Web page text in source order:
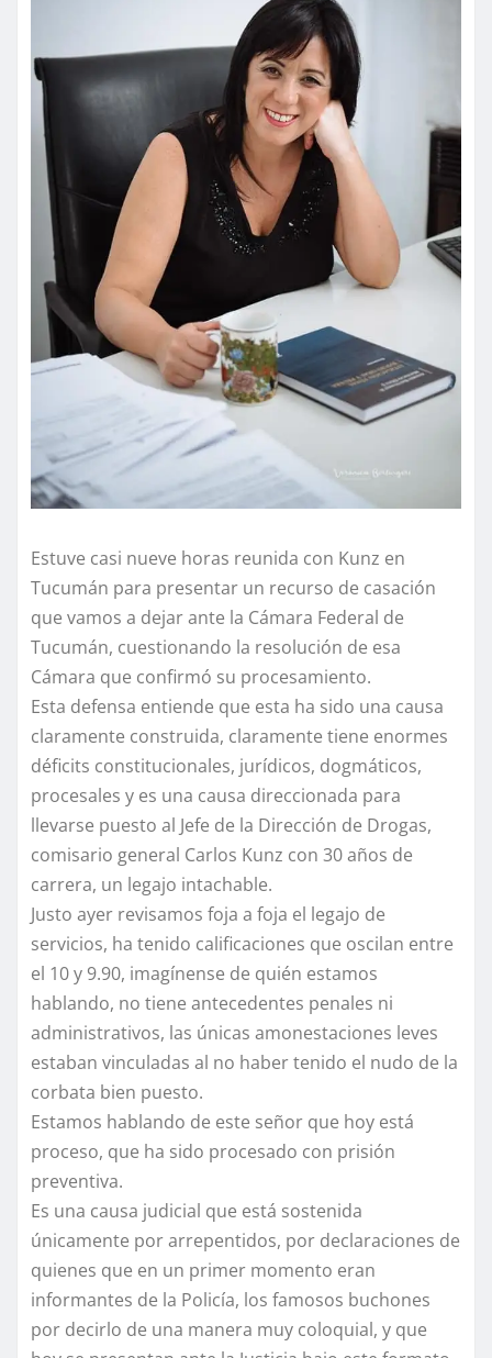
Estuve casi nueve horas reunida con Kunz en
Tucumán para presentar un recurso de casación
que vamos a dejar ante la Cámara Federal de
Tucumán, cuestionando la resolución de esa
Cámara que confirmó su procesamiento.
Esta defensa entiende que esta ha sido una causa
claramente construida, claramente tiene enormes
déficits constitucionales, jurídicos, dogmáticos,
procesales y es una causa direccionada para
llevarse puesto al Jefe de la Dirección de Drogas,
comisario general Carlos Kunz con 30 años de
carrera, un legajo intachable.
Justo ayer revisamos foja a foja el legajo de
servicios, ha tenido calificaciones que oscilan entre
el 10 y 9.90, imagínense de quién estamos
hablando, no tiene antecedentes penales ni
administrativos, las únicas amonestaciones leves
estaban vinculadas al no haber tenido el nudo de la
corbata bien puesto.
Estamos hablando de este señor que hoy está
proceso, que ha sido procesado con prisión
preventiva.
Es una causa judicial que está sostenida
únicamente por arrepentidos, por declaraciones de
quienes que en un primer momento eran
informantes de la Policía, los famosos buchones
por decirlo de una manera muy coloquial, y que